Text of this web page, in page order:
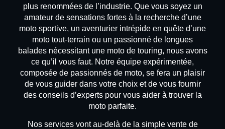
plus renommées de l’industrie. Que vous soyez un
amateur de sensations fortes à la recherche d’une
moto sportive, un aventurier intrépide en quête d’une
moto tout-terrain ou un passionné de longues
balades nécessitant une moto de touring, nous avons
ce qu’il vous faut. Notre équipe expérimentée,
composée de passionnés de moto, se fera un plaisir
de vous guider dans votre choix et de vous fournir
des conseils d’experts pour vous aider à trouver la
moto parfaite.
Nos services vont au-delà de la simple vente de